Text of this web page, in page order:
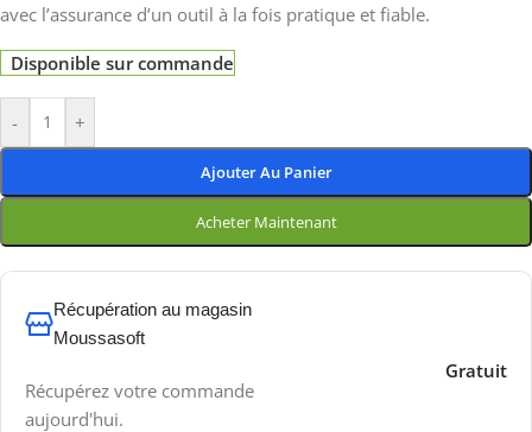
avec l’assurance d’un outil à la fois pratique et fiable.
Disponible sur commande
- +
Ajouter Au Panier
Acheter Maintenant
Récupération au magasin
Moussasoft
Récupérez votre commande
aujourd'hui.
Gratuit